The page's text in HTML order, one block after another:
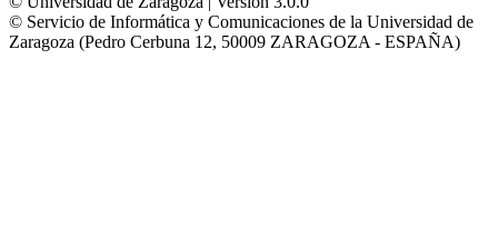
© Servicio de Informática y Comunicaciones de la Universidad de
Zaragoza (Pedro Cerbuna 12, 50009 ZARAGOZA - ESPAÑA)